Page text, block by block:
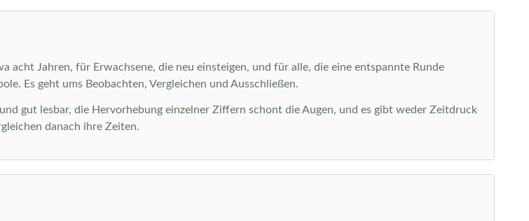
acht Jahren, für Erwachsene, die neu einsteigen, und für alle, die eine entspannte Runde
Es geht ums Beobachten, Vergleichen und Ausschließen.
gut lesbar, die Hervorhebung einzelner Ziffern schont die Augen, und es gibt weder Zeitdruck
danach ihre Zeiten.